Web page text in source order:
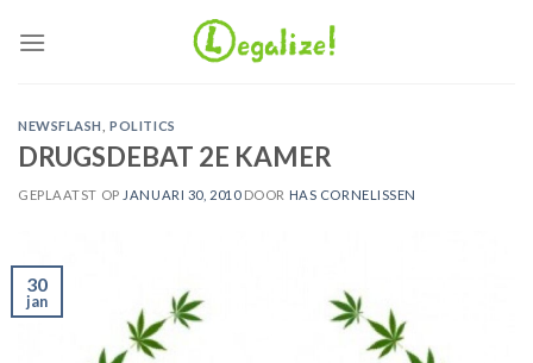
naar
NEWSFLASH ,POLITICS
DRUGSDEBAT 2E KAMER
GEPLAATST OP JANUARI 30, 2010 DOOR HAS CORNELISSEN
30
jan